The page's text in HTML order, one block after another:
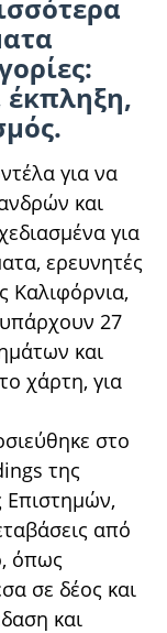
έκπληξη,
για να
και
για
ερευνητές
Καλιφόρνια,
27
και
χάρτη, για
στο
της
Επιστημών,
από
όπως
σε δέος και
και